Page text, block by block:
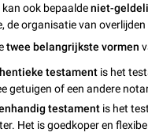
ook bepaaldeniet-
de organisatie van
twee belangrijkste vormen
testament is het
getuigen of een andere
testament is het
Het is goedkoper en